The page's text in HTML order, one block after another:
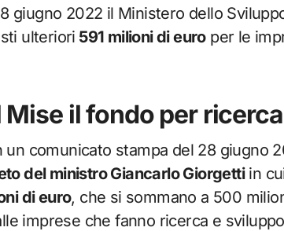
ulteriori 591 milioni di europer le
il fondo per
comunicato stampa del 28 giugno
del ministro Giancarlo Giorgettiin
di euro, che si sommano a 500
imprese che fanno ricerca e